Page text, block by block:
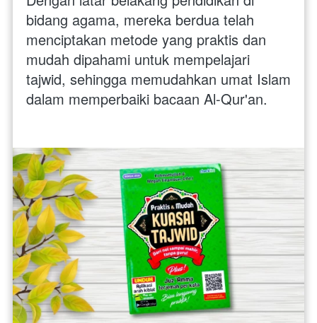
bidang agama, mereka berdua telah
menciptakan metode yang praktis dan
mudah dipahami untuk mempelajari
tajwid, sehingga memudahkan umat Islam
dalam memperbaiki bacaan Al-Qur'an.